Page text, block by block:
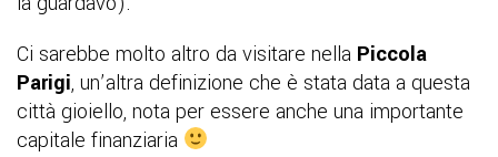
Ci sarebbe molto altro da visitare nella Piccola
Parigi, un’altra definizione che è stata data a questa
città gioiello, nota per essere anche una importante
capitale finanziaria